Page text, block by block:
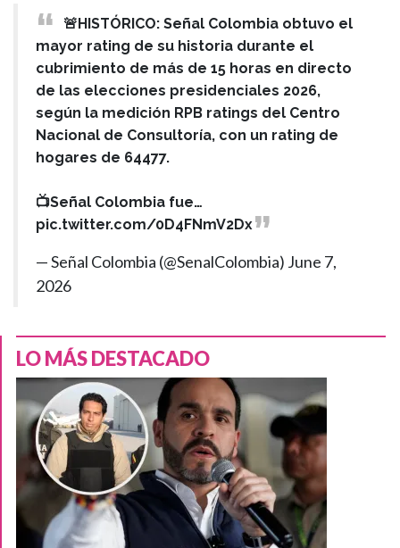
🚨HISTÓRICO: Señal Colombia obtuvo el
mayor rating de su historia durante el
cubrimiento de más de 15 horas en directo
de las elecciones presidenciales 2026,
según la medición RPB ratings del Centro
Nacional de Consultoría, con un rating de
hogares de 64477.
📺Señal Colombia fue…
pic.twitter.com/0D4FNmV2Dx
— Señal Colombia (@SenalColombia) June 7,
2026
LO MÁS DESTACADO